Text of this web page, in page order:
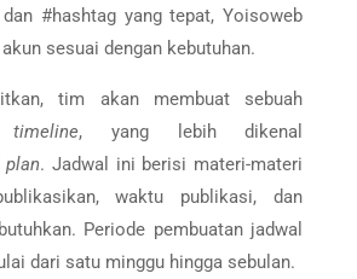
dan #hashtag yang tepat, Yoisoweb
sesuai dengan kebutuhan.
tim akan membuat sebuah
timeline, yang lebih dikenal
plan. Jadwal ini berisi materi-materi
waktu publikasi, dan
Periode pembuatan jadwal
dari satu minggu hingga sebulan.